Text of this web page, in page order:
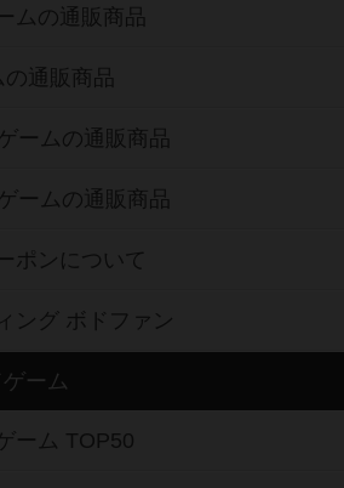
ムの通販商品
通販商品
ームの通販商品
ームの通販商品
ポンについて
ング ボドファン
ーム
ーム TOP50